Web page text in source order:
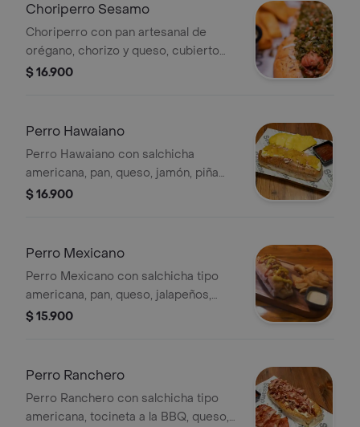
Choriperro Sesamo
Choriperro con pan artesanal de
orégano, chorizo y queso, cubierto
con chimichurri.
$ 16.900
Perro Hawaiano
Perro Hawaiano con salchicha
americana, pan, queso, jamón, piña
melada y papas fosforito. Incluye
$ 16.900
Perro Mexicano
Perro Mexicano con salchicha tipo
americana, pan, queso, jalapeños,
papas fosforito y salsas de sésamo.
$ 15.900
Perro Ranchero
Perro Ranchero con salchicha tipo
americana, tocineta a la BBQ, queso,